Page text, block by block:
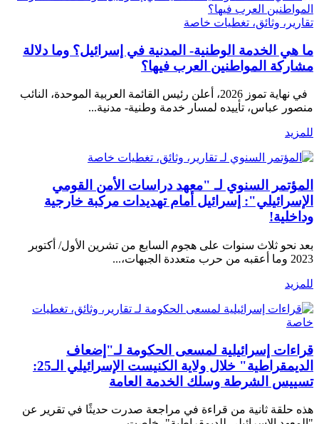
تقارير، وثائق، تغطيات خاصة
ما هي الخدمة الوطنية- المدنية في إسرائيل؟ وما دلالة
مشاركة المواطنين العرب فيها؟
في نهاية تموز 2026، أعلن رئيس القائمة العربية الموحدة، النائب
منصور عباس، تأييده لمسار خدمة وطنية- مدنية...
للمزيد
تقارير، وثائق، تغطيات خاصة
المؤتمر السنوي لـ "معهد دراسات الأمن القومي
الإسرائيلي": إسرائيل أمام تهديدات مركبة خارجية
وداخلية!
بعد نحو ثلاث سنوات على هجوم السابع من تشرين الأول/ أكتوبر
2023 وما أعقبه من حرب متعددة الجبهات،...
للمزيد
تقارير، وثائق، تغطيات
خاصة
قراءات إسرائيلية لمسعى الحكومة لـ"إضعاف
الديمقراطية" خلال ولاية الكنيست الإسرائيلي الـ25:
تسييس الشرطة وسلك الخدمة العامة
هذه حلقة ثانية من قراءة في مراجعة صدرت حديثًا في تقرير عن